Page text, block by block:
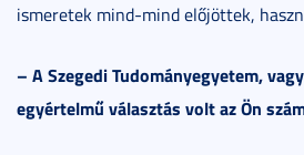
ismeretek mind-mind előjöttek,
– A Szegedi Tudományegyetem,
egyértelmű választás volt az Ön